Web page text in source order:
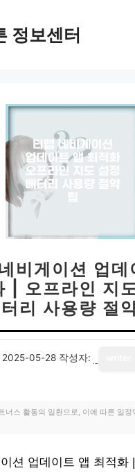
정보센터
비게이션 업데
| 오프라인 지
리 사용량 절
2025-05-28 작성자:
너스 활동의 일환으로, 이에 따른 일정
션 업데이트 앱 최적화